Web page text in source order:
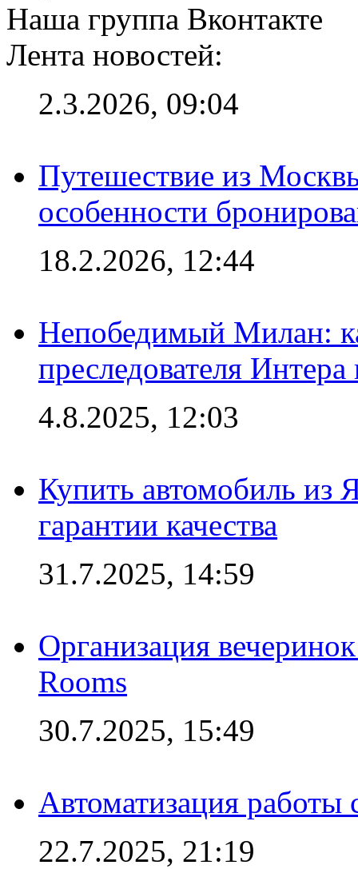
Наша группа Вконтакте
Лента новостей:
2.3.2026, 09:04
Путешествие из
особенности
18.2.2026, 12:44
Непобедимый Милан:
преследователя
4.8.2025, 12:03
Купить автомобиль из
гарантии качества
31.7.2025, 14:59
Организация
Rooms
30.7.2025, 15:49
Автоматизация работы
22.7.2025, 21:19